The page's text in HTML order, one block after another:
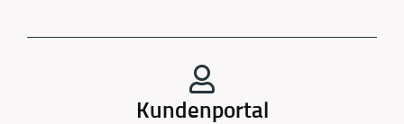
Kundenportal